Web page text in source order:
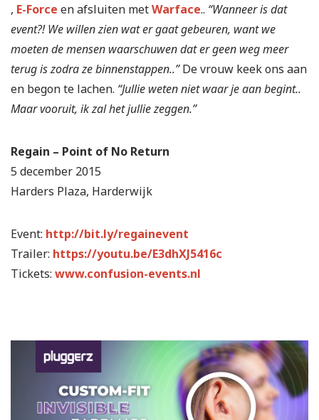
, E-Force en afsluiten metWarface.. “Wanneer is dat
event?! We willen zien wat er gaat gebeuren, want we
moeten de mensen waarschuwen dat er geen weg meer
terug is zodra ze binnenstappen..”De vrouw keek ons aan
en begon te lachen. “Jullie weten niet waar je aan begint..
Maar vooruit, ik zal het jullie zeggen.”
Regain – Point of No Return
5 december 2015
Harders Plaza, Harderwijk
Event: http://bit.ly/regainevent
Trailer: https://youtu.be/E3dhXJ5416c
Tickets: www.confusion-events.nl